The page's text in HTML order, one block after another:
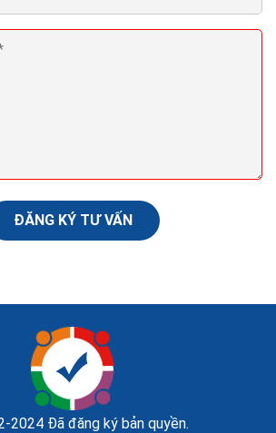
ĐĂNG KÝ TƯ VẤN
2024 Đã đăng ký bản quyền.